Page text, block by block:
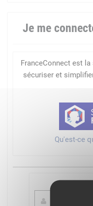
Je me
FranceConnect est
sécuriser et
Qu'est-ce